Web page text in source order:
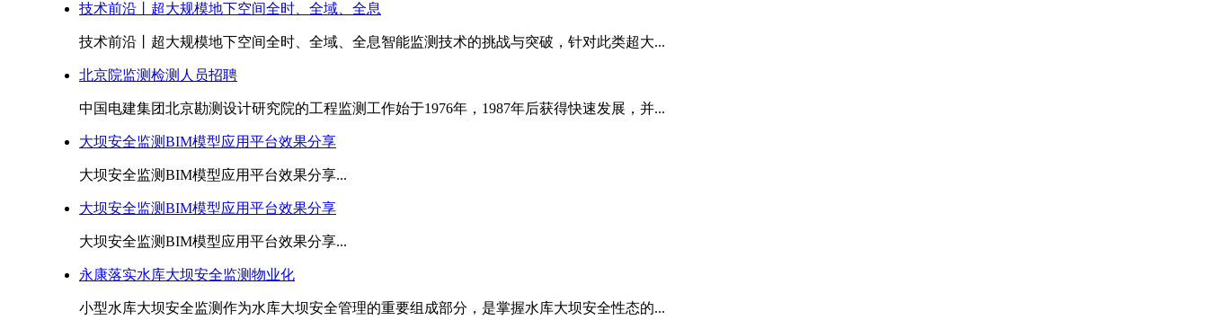
技术前沿丨超大规模地下空间全时、全域、全息
技术前沿丨超大规模地下空间全时、全域、全息智能监测技术的挑战与突破，针对此类超大...
北京院监测检测人员招聘
中国电建集团北京勘测设计研究院的工程监测工作始于1976年，1987年后获得快速发展，并...
大坝安全监测BIM模型应用平台效果分享
大坝安全监测BIM模型应用平台效果分享...
大坝安全监测BIM模型应用平台效果分享
大坝安全监测BIM模型应用平台效果分享...
永康落实水库大坝安全监测物业化
小型水库大坝安全监测作为水库大坝安全管理的重要组成部分，是掌握水库大坝安全性态的...